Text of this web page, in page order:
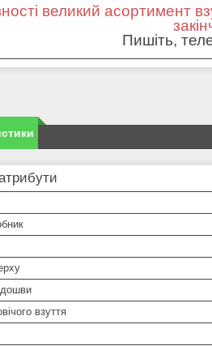
великий асортимент
Пишіть,
взуття